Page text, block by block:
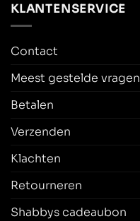
KLANTENSERVICE
Contact
Meest gestelde vragen
Betalen
Verzenden
Klachten
Retourneren
Shabbys cadeaubon